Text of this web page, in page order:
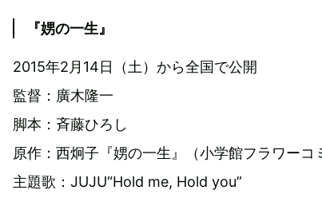
『娚の一生』
2015年2月14日（土）から全国で公開
監督：廣木隆一
脚本：斉藤ひろし
原作：西炯子『娚の一生』（小学館フラワーコ
主題歌：JUJU“Hold me, Hold you”